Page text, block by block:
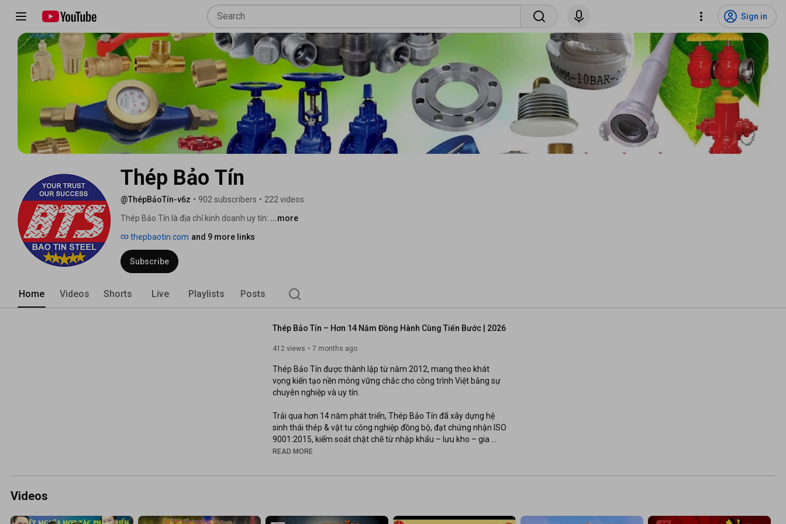
Sign in
Thép Bảo Tín
@ThépBảoTín-v6z • 902 subscribers • 222 videos
Thép Bảo Tín là địa chỉ kinh doanh uy tín: ...more
thepbaotin.com and 9 more links
Subscribe
Home Videos Shorts Live Playlists Posts
Thép Bảo Tín – Hơn 14 Năm Đồng Hành Cùng Tiến Bước | 2026
412 views 7 months ago
Thép Bảo Tín được thành lập từ năm 2012, mang theo khát
vọng kiến tạo nền móng vững chắc cho công trình Việt bằng sự
chuyên nghiệp và uy tín.
Trải qua hơn 14 năm phát triển, Thép Bảo Tín đã xây dựng hệ
sinh thái thép & vật tư công nghiệp đồng bộ, đạt chứng nhận ISO
9001:2015, kiểm soát chặt chẽ từ nhập khẩu – lưu kho – gia
công – vận chuyển – hậu mãi.
Chúng tôi cung cấp đa dạng sản phẩm: ống thép đúc, ống thép
READ MORE
Videos